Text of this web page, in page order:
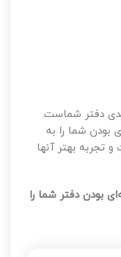
دفتر شماست.
بودن شما را به
تجربه بهتر آنها
بودن دفتر شما را